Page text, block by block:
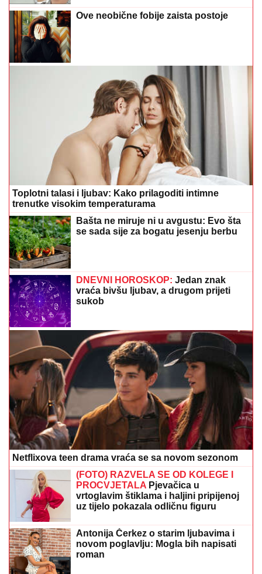
Ove neobične fobije zaista postoje
Toplotni talasi i ljubav: Kako prilagoditi intimne
trenutke visokim temperaturama
Bašta ne miruje ni u avgustu: Evo šta
se sada sije za bogatu jesenju berbu
DNEVNI HOROSKOP: Jedan znak
vraća bivšu ljubav, a drugom prijeti
sukob
Netflixova teen drama vraća se sa novom sezonom
(FOTO) RAZVELA SE OD KOLEGE I
PROCVJETALA Pjevačica u
vrtoglavim štiklama i haljini pripijenoj
uz tijelo pokazala odličnu figuru
Antonija Čerkez o starim ljubavima i
novom poglavlju: Mogla bih napisati
roman